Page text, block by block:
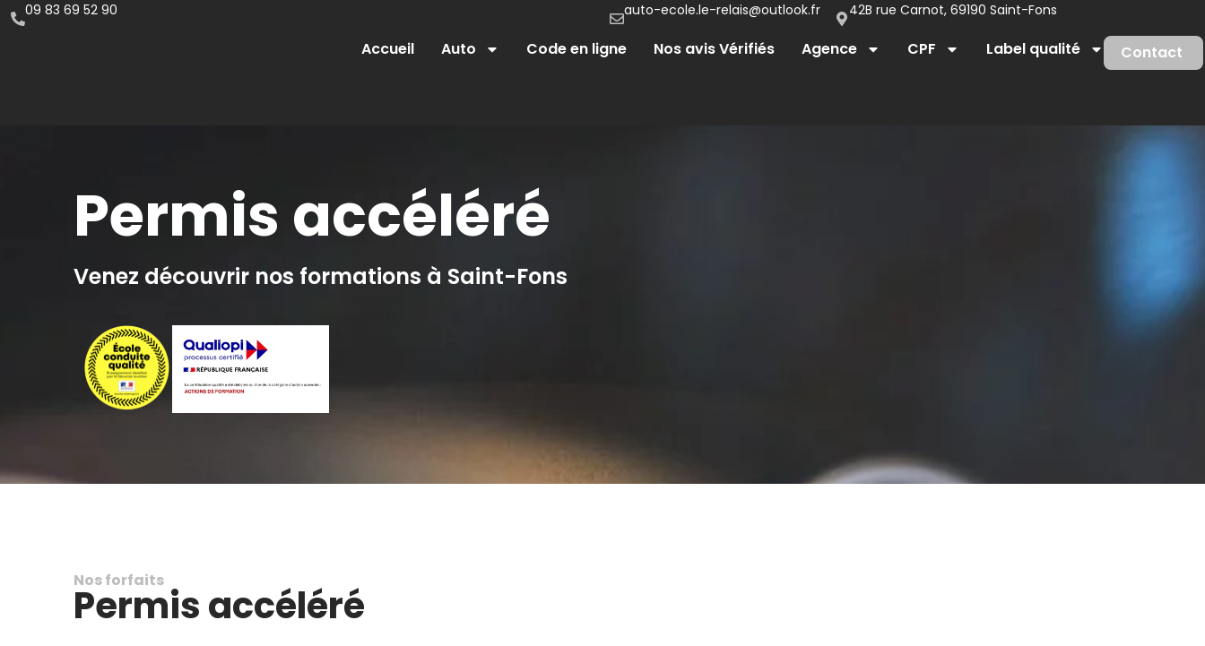
09 83 69 52 90 auto-ecole.le-relais@outlook.fr 42B rue Carnot, 69190 Saint-Fons
Accueil Auto Code en ligne Nos avis Vérifiés Agence CPF Label qualité Contact
Permis accéléré
Venez découvrir nos formations à Saint-Fons
Nos forfaits
Permis accéléré